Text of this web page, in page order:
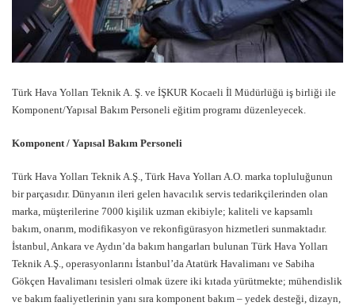
Türk Hava Yolları Teknik A. Ş. ve İŞKUR Kocaeli İl Müdürlüğü iş birliği ile
Komponent/Yapısal Bakım Personeli eğitim programı düzenleyecek.
Komponent / Yapısal Bakım Personeli
Türk Hava Yolları Teknik A.Ş., Türk Hava Yolları A.O. marka topluluğunun
bir parçasıdır. Dünyanın ileri gelen havacılık servis tedarikçilerinden olan
marka, müşterilerine 7000 kişilik uzman ekibiyle; kaliteli ve kapsamlı
bakım, onarım, modifikasyon ve rekonfigürasyon hizmetleri sunmaktadır.
İstanbul, Ankara ve Aydın’da bakım hangarları bulunan Türk Hava Yolları
Teknik A.Ş., operasyonlarını İstanbul’da Atatürk Havalimanı ve Sabiha
Gökçen Havalimanı tesisleri olmak üzere iki kıtada yürütmekte; mühendislik
ve bakım faaliyetlerinin yanı sıra komponent bakım – yedek desteği, dizayn,